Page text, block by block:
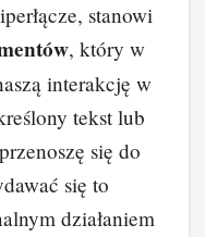
o
p
p
y
Li
n
k
stanowi
, który w
interakcję w
tekst lub
się do
się to
działaniem